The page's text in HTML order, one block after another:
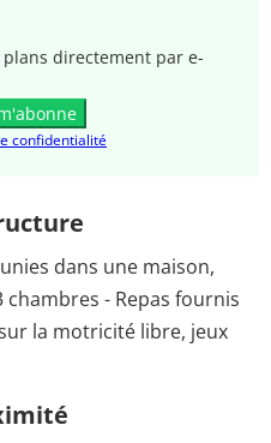
plans directement par e-
confidentialité
dans une maison,
- Repas fournis
la motricité libre, jeux